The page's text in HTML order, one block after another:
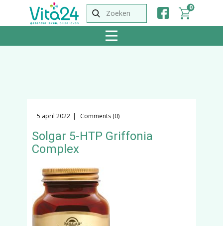
0
5 april 2022 Comments (0)
Solgar 5-HTP Griffonia
Complex